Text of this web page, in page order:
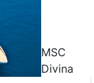
MSC
Divina